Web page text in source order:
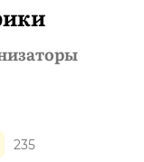
235